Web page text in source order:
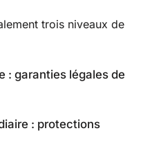
trois niveaux de
: garanties légales de
: protections